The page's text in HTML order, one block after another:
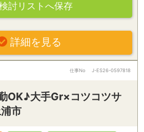
討リストへ保存
詳細を見る
仕事No J-ES26-0597818
OK♪大手Gr×コツコツサ
市